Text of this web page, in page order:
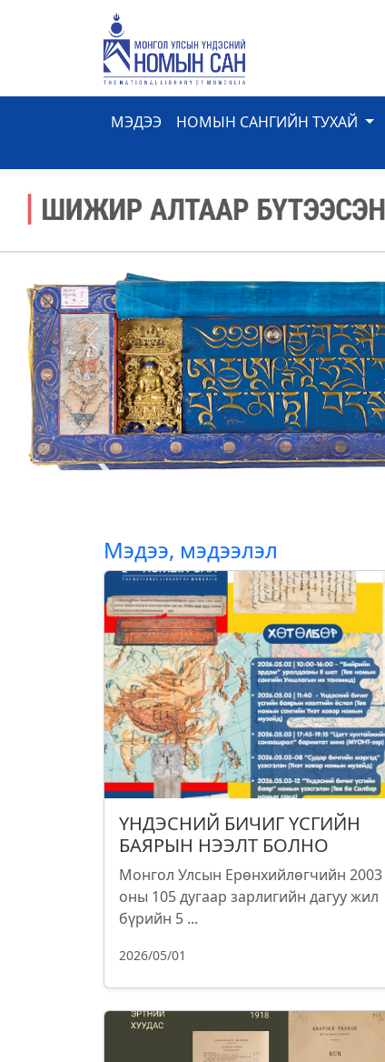
МЭДЭЭ НОМЫН САНГИЙН ТУХАЙ
Previous
Мэдээ, мэдээлэл
ҮНДЭСНИЙ БИЧИГ ҮСГИЙН
БАЯРЫН НЭЭЛТ БОЛНО
Монгол Улсын Ерөнхийлөгчийн 2003
оны 105 дугаар зарлигийн дагуу жил
бүрийн 5 ...
2026/05/01